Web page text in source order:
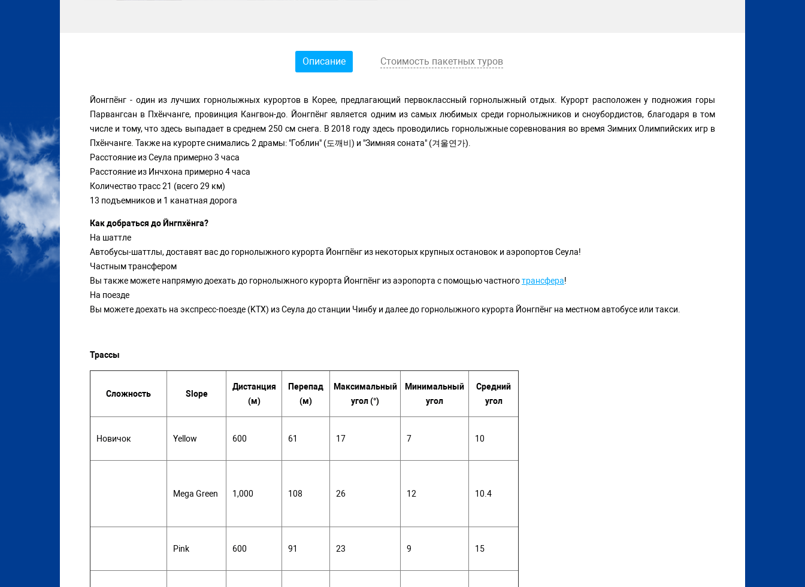
Описание Стоимость пакетных туров
Йонгпёнг - один из лучших горнолыжных курортов в Корее, предлагающий первоклассный горнолыжный отдых. Курорт расположен у подножия горы
Парвангсан в Пхёнчанге, провинция Кангвон-до. Йонгпёнг является одним из самых любимых среди горнолыжников и сноубордистов, благодаря в том
числе и тому, что здесь выпадает в среднем 250 см снега. В 2018 году здесь проводились горнолыжные соревнования во время Зимних Олимпийских игр в
Пхёнчанге. Также на курорте снимались 2 драмы: "Гоблин" (도깨비) и "Зимняя соната" (겨울연가).
Расстояние из Сеула примерно 3 часа
Расстояние из Инчхона примерно 4 часа
Количество трасс 21 (всего 29 км)
13 подъемников и 1 канатная дорога
Как добраться до Йнгпхёнга?
На шаттле
Автобусы-шаттлы, доставят вас до горнолыжного курорта Йонгпёнг из некоторых крупных остановок и аэропортов Сеула!
Частным трансфером
Вы также можете напрямую доехать до горнолыжного курорта Йонгпёнг из аэропорта с помощью частноготрансфера!
На поезде
Вы можете доехать на экспресс-поезде (KTX) из Сеула до станции Чинбу и далее до горнолыжного курорта Йонгпёнг на местном автобусе или такси.
Трассы
Сложность Slope
Дистанция
(м)
Перепад
(м)
Максимальный
угол (°)
Минимальный
угол
Средний
угол
Новичок Yellow 600 61 17 7 10
Mega Green 1,000 108 26 12 10.4
Pink 600 91 23 9 15